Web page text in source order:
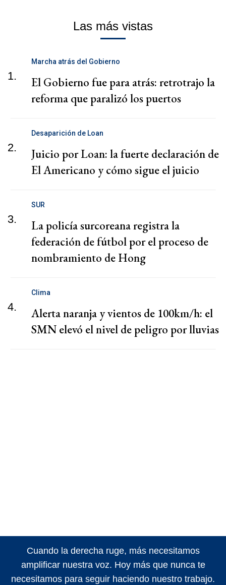
Las más vistas
1.
Marcha atrás del Gobierno
El Gobierno fue para atrás: retrotrajo la
reforma que paralizó los puertos
2.
Desaparición de Loan
Juicio por Loan: la fuerte declaración de
El Americano y cómo sigue el juicio
3.
SUR
La policía surcoreana registra la
federación de fútbol por el proceso de
nombramiento de Hong
4.
Clima
Alerta naranja y vientos de 100km/h: el
SMN elevó el nivel de peligro por lluvias
Cuando la derecha ruge, más necesitamos
amplificar nuestra voz. Hoy más que nunca te
necesitamos para seguir haciendo nuestro trabajo.